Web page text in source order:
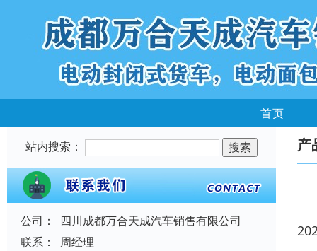
首页
站内搜索：
公司：
四川成都万合天成汽车销售有限公司
联系：
周经理
产